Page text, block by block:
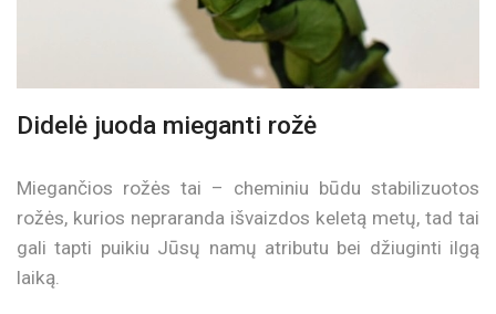
Didelė juoda mieganti rožė
Miegančios rožės tai – cheminiu būdu stabilizuotos
rožės, kurios nepraranda išvaizdos keletą metų, tad tai
gali tapti puikiu Jūsų namų atributu bei džiuginti ilgą
laiką.